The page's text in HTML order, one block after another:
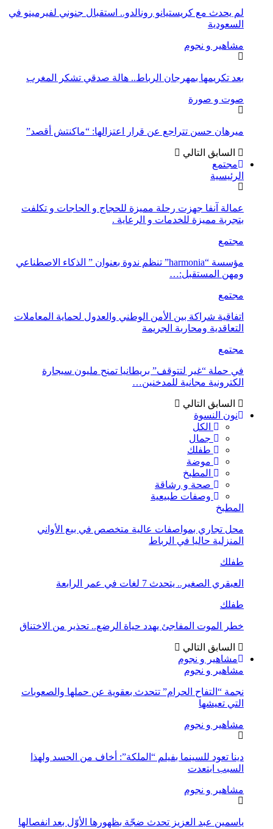
لم يحدث مع كريستيانو رونالدو.. استقبال جنوني لفيرمينو في
السعودية
مشاهير و نجوم
بعد تكريمها بمهرجان الرباط.. هالة صدقي تشكر المغرب
صوت و صورة
ميرهان حسن تتراجع عن قرار اعتزالها: “ماكنتش أقصد”
السابق التالي
مجتمع
الرئيسية
عمالة آنفا جهزت رحلة مميزة للحجاج و الحاجات و تكلفت
بتجربة مميزة للخدمات و الرعاية .
مجتمع
مؤسسة “harmonia” تنظم ندوة بعنوان ” الذكاء الاصطناعي
ومهن المستقبل:…
مجتمع
اتفاقية شراكة بين الأمن الوطني والعدول لحماية المعاملات
التعاقدية ومحاربة الجريمة
مجتمع
في حملة “غير لتتوقف” بريطانيا تمنح مليون سيجارة
الكترونية مجانية للمدخنين…
السابق التالي
نون النسوة
الكل
جمال
طفلك
موضة
المطبخ
صحة و رشاقة
وصفات طبيعية
المطبخ
محل تجاري بمواصفات عالية متخصص في بيع الأواني
المنزلية حاليا في الرباط
طفلك
العبقري الصغير.. يتحدث 7 لغات في عمر الرابعة
طفلك
خطر الموت المفاجئ يهدد حياة الرضع.. تحذير من الاختناق
السابق التالي
مشاهير و نجوم
مشاهير و نجوم
نجمة “التفاح الحرام” تتحدث بعقوية عن حملها والصعوبات
التي تعيشها
مشاهير و نجوم
دينا تعود للسينما بفيلم “الملكة”: أخاف من الحسد ولهذا
السبب ابتعدت
مشاهير و نجوم
ياسمين عبد العزيز تحدث ضجّة بظهورها الأوّل بعد انفصالها